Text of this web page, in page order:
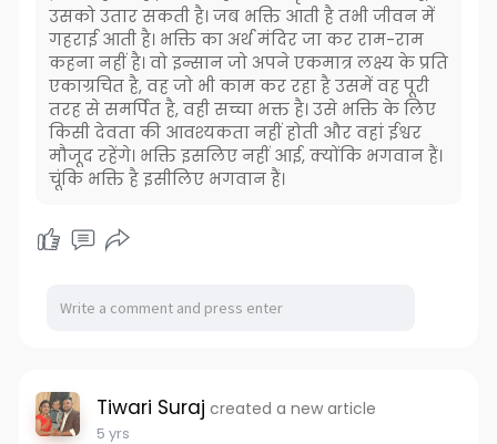
उसको उतार सकती है। जब भक्ति आती है तभी जीवन में
गहराई आती है। भक्ति का अर्थ मंदिर जा कर राम-राम
कहना नहीं है। वो इन्सान जो अपने एकमात्र लक्ष्य के प्रति
एकाग्रचित है, वह जो भी काम कर रहा है उसमें वह पूरी
तरह से समर्पित है, वही सच्चा भक्त है। उसे भक्ति के लिए
किसी देवता की आवश्यकता नहीं होती और वहां ईश्वर
मौजूद रहेंगे। भक्ति इसलिए नहीं आई, क्योंकि भगवान हैं।
चूंकि भक्ति है इसीलिए भगवान हैं।
Tiwari Suraj created a new article
5 yrs